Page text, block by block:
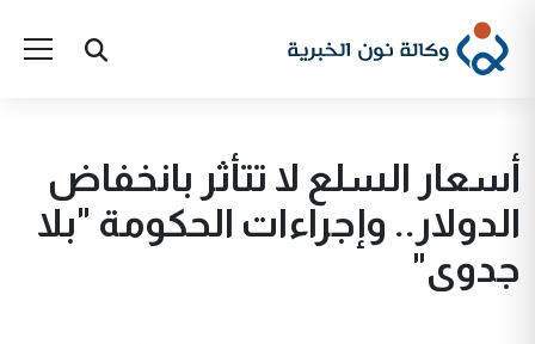
أسعار السلع لا تتأثر بانخفاض
الدولار.. وإجراءات الحكومة "بلا
جدوى"